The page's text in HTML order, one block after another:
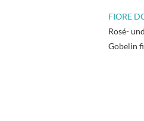
FIORE
Rosé-
Gobelin